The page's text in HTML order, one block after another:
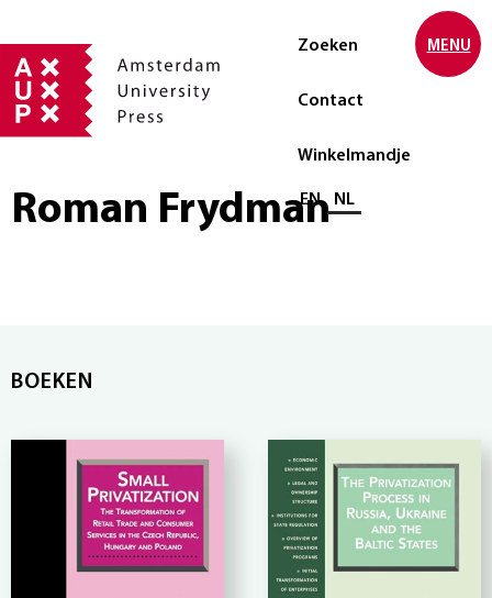
Zoeken
Contact
Winkelmandje
Selecteer taal
EN NL
MENU
Roman Frydman
BOEKEN